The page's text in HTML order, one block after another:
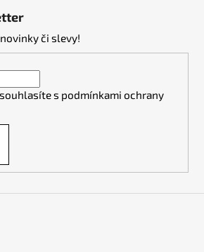
či slevy!
s podmínkami ochrany